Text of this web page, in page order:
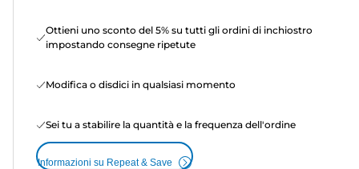
Ottieni uno sconto del 5% su tutti gli ordini di inchiostro
impostando consegne ripetute
Modifica o disdici in qualsiasi momento
Sei tu a stabilire la quantità e la frequenza dell'ordine
Informazioni su Repeat & Save